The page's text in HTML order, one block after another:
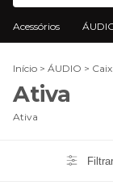
Acessórios
Início > ÁUDIO >
Ativa
Ativa
Filtrar